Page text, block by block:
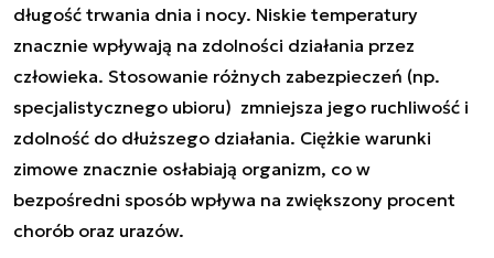
długość trwania dnia i nocy. Niskie temperatury
znacznie wpływają na zdolności działania przez
człowieka. Stosowanie różnych zabezpieczeń (np.
specjalistycznego ubioru) zmniejsza jego ruchliwość i
zdolność do dłuższego działania. Ciężkie warunki
zimowe znacznie osłabiają organizm, co w
bezpośredni sposób wpływa na zwiększony procent
chorób oraz urazów.